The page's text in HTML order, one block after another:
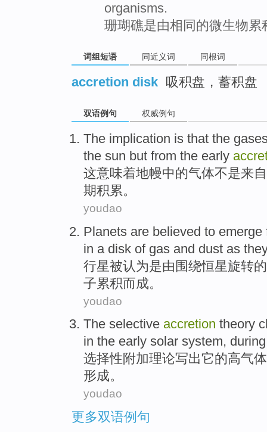
organisms.
珊瑚礁是由相同的微生物累
词组短语 同近义词 同根词
accretion disk 吸积盘，蓄积盘
双语例句 权威例句
The implication is that the
the sun but from the early
这意味着地幔中的气体不是来自
期积累。
youdao
Planets are believed to emerge
in a disk of gas and dust as
行星被认为是由 围绕恒星旋转的
子累积而成。
youdao
The selective accretion theory
in the early solar system, during
选择性附加理论写出它的高气体
形成。
youdao
更多双语例句